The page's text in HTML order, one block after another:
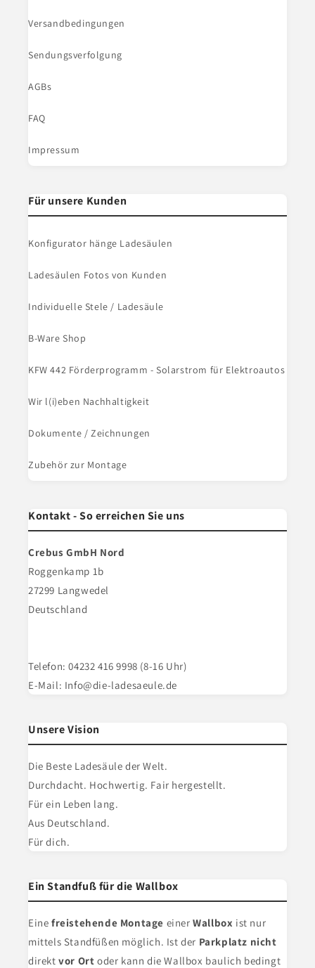
Versandbedingungen
Sendungsverfolgung
AGBs
FAQ
Impressum
Für unsere Kunden
Konfigurator hänge Ladesäulen
Ladesäulen Fotos von Kunden
Individuelle Stele / Ladesäule
B-Ware Shop
KFW 442 Förderprogramm - Solarstrom für Elektroautos
Wir l(i)eben Nachhaltigkeit
Dokumente / Zeichnungen
Zubehör zur Montage
Kontakt - So erreichen Sie uns
Crebus GmbH Nord
Roggenkamp 1b
27299 Langwedel
Deutschland
Telefon: 04232 416 9998 (8-16 Uhr)
E-Mail: Info@die-ladesaeule.de
Unsere Vision
Die Beste Ladesäule der Welt.
Durchdacht. Hochwertig. Fair hergestellt.
Für ein Leben lang.
Aus Deutschland.
Für dich.
Ein Standfuß für die Wallbox
Eine freistehende Montage einerWallbox ist nur
mittels Standfüßen möglich. Ist der Parkplatz nicht
direktvor Ortoder kann die Wallbox baulich bedingt